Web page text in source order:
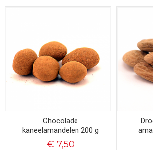
Chocolade
kaneelamandelen 200 g
€ 7,50